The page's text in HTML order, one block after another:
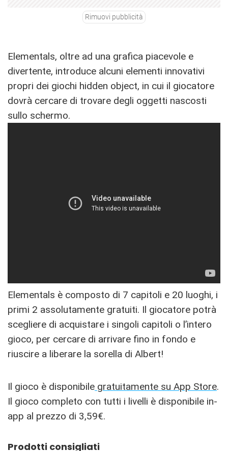
Rimuovi pubblicità
Elementals, oltre ad una grafica piacevole e
divertente, introduce alcuni elementi innovativi
propri dei giochi hidden object, in cui il giocatore
dovrà cercare di trovare degli oggetti nascosti
sullo schermo.
Elementals è composto di 7 capitoli e 20 luoghi, i
primi 2 assolutamente gratuiti. Il giocatore potrà
scegliere di acquistare i singoli capitoli o l’intero
gioco, per cercare di arrivare fino in fondo e
riuscire a liberare la sorella di Albert!
Il gioco è disponibile gratuitamente su App Store.
Il gioco completo con tutti i livelli è disponibile in-
app al prezzo di 3,59€.
Prodotti consigliati